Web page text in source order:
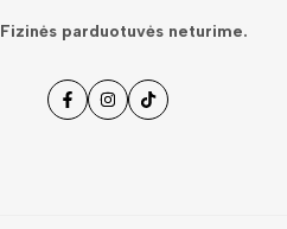
Fizinės parduotuvės neturime.
FacebookInstagramas
Tiktok